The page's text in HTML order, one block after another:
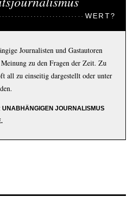
WERT?
Journalisten und Gastautoren
zu den Fragen der Zeit. Zu
all zu einseitig dargestellt oder unter
UNABHÄNGIGEN JOURNALISMUS